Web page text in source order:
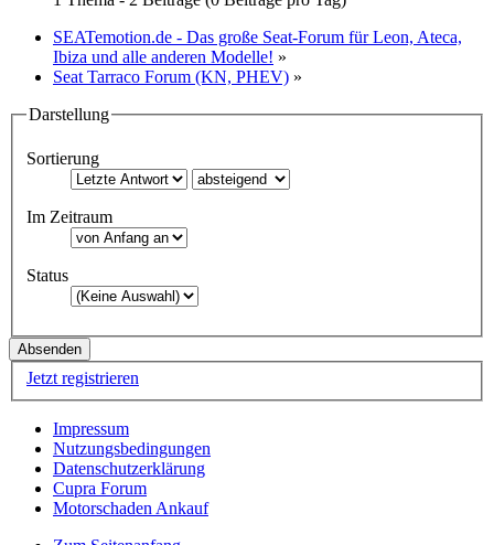
SEATemotion.de - Das große Seat-Forum für Leon, Ateca,
Ibiza und alle anderen Modelle! »
Seat Tarraco Forum (KN, PHEV) »
Darstellung
Sortierung
Im Zeitraum
Status
Jetzt registrieren
Impressum
Nutzungsbedingungen
Datenschutzerklärung
Cupra Forum
Motorschaden Ankauf